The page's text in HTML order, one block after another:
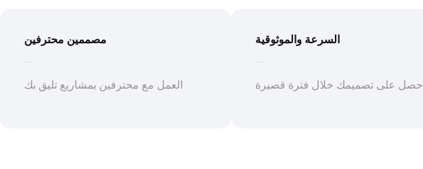
مصممين محترفين
العمل مع محترفين بمشاريع تليق بك
السرعة والموثوقية
احصل على تصميمك خلال فترة قصيرة